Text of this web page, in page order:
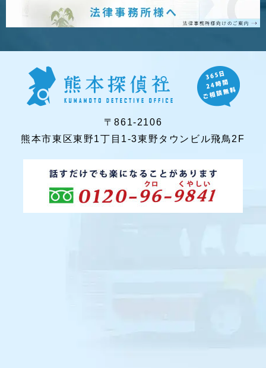
〒861-2106
熊本市東区東野1丁目1-3東野タウンビル飛鳥2F